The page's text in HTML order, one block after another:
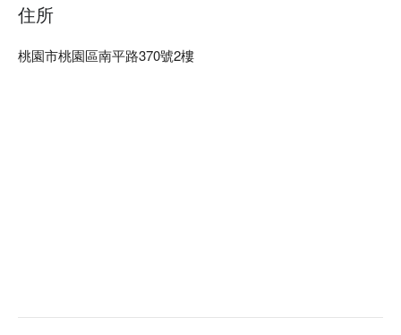
🤩 玩樂情報
適合情境：日常餐廳、朋友聚餐
💡 未成年請勿飲酒；禁止酒駕
住所
桃園市桃園區南平路370號2樓